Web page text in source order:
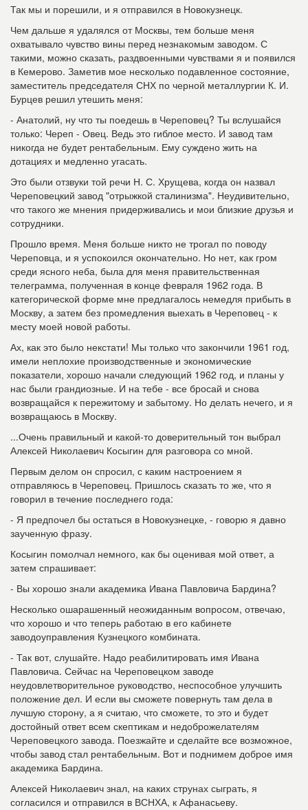
Так мы и порешили, и я отправился в Новокузнецк.
Чем дальше я удалялся от Москвы, тем больше меня
охватывало чувство вины перед незнакомым заводом. С
такими, можно сказать, раздвоенными чувствами я и появился
в Кемерово. Заметив мое несколько подавленное состояние,
заместитель председателя СНХ по черной металлургии К. И.
Бурцев решил утешить меня:
- Анатолий, ну что ты поедешь в Череповец? Ты вслушайся
только: Череп - Овец. Ведь это гиблое место. И завод там
никогда не будет рентабельным. Ему суждено жить на
дотациях и медленно угасать.
Это были отзвуки той речи Н. С. Хрущева, когда он назвал
Череповецкий завод "отрыжкой сталинизма". Неудивительно,
что такого же мнения придерживались и мои близкие друзья и
сотрудники.
Прошло время. Меня больше никто не трогал по поводу
Череповца, и я успокоился окончательно. Но нет, как гром
среди ясного неба, была для меня правительственная
телеграмма, полученная в конце февраля 1962 года. В
категорической форме мне предлагалось немедля прибыть в
Москву, а затем без промедления выехать в Череповец - к
месту моей новой работы.
Ах, как это было некстати! Мы только что закончили 1961 год,
имели неплохие производственные и экономические
показатели, хорошо начали следующий 1962 год, и планы у
нас были грандиозные. И на тебе - все бросай и снова
возвращайся к пережитому и забытому. Но делать нечего, и я
возвращаюсь в Москву.
...Очень правильный и какой-то доверительный тон выбрал
Алексей Николаевич Косыгин для разговора со мной.
Первым делом он спросил, с каким настроением я
отправляюсь в Череповец. Пришлось сказать то же, что я
говорил в течение последнего года:
- Я предпочел бы остаться в Новокузнецке, - говорю я давно
заученную фразу.
Косыгин помолчал немного, как бы оценивая мой ответ, а
затем спрашивает:
- Вы хорошо знали академика Ивана Павловича Бардина?
Несколько ошарашенный неожиданным вопросом, отвечаю,
что хорошо и что теперь работаю в его кабинете
заводоуправления Кузнецкого комбината.
- Так вот, слушайте. Надо реабилитировать имя Ивана
Павловича. Сейчас на Череповецком заводе
неудовлетворительное руководство, неспособное улучшить
положение дел. И если вы сможете повернуть там дела в
лучшую сторону, а я считаю, что сможете, то это и будет
достойный ответ всем скептикам и недоброжелателям
Череповецкого завода. Поезжайте и сделайте все возможное,
чтобы завод стал рентабельным. Вот и поднимем доброе имя
академика Бардина.
Алексей Николаевич знал, на каких струнах сыграть, я
согласился и отправился в ВСНХА, к Афанасьеву.